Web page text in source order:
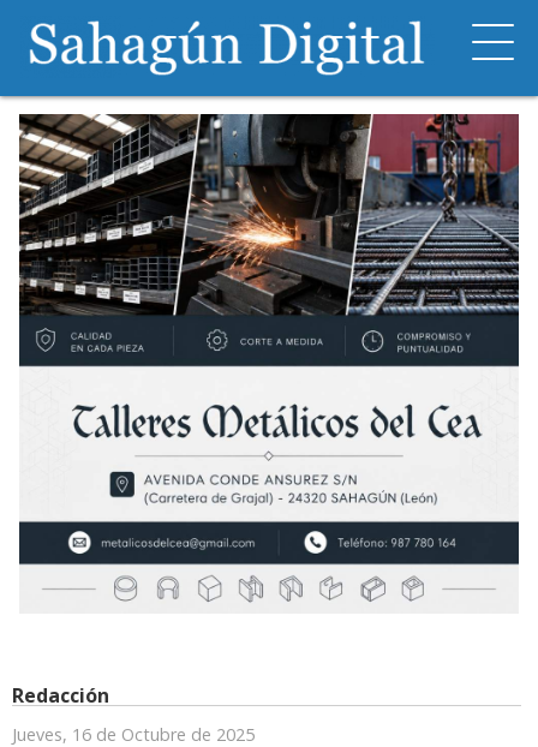
Redacción
Jueves, 16 de Octubre de 2025